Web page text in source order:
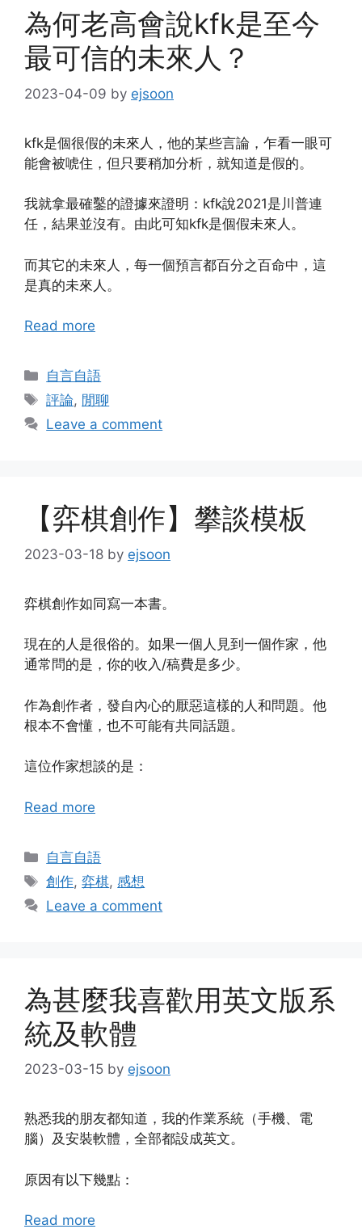
為何老高會說kfk是至今
最可信的未來人？
2023-04-09 by ejsoon
kfk是個很假的未來人，他的某些言論，乍看一眼可
能會被唬住，但只要稍加分析，就知道是假的。
我就拿最確鑿的證據來證明：kfk說2021是川普連
任，結果並沒有。由此可知kfk是個假未來人。
而其它的未來人，每一個預言都百分之百命中，這
是真的未來人。
Read more
Categories
自言自語
Tags
評論, 閒聊
Leave a comment
【弈棋創作】攀談模板
2023-03-18 by ejsoon
弈棋創作如同寫一本書。
現在的人是很俗的。如果一個人見到一個作家，他
通常問的是，你的收入/稿費是多少。
作為創作者，發自內心的厭惡這樣的人和問題。他
根本不會懂，也不可能有共同話題。
這位作家想談的是：
Read more
Categories
自言自語
Tags
創作,弈棋, 感想
Leave a comment
為甚麼我喜歡用英文版系
統及軟體
2023-03-15 by ejsoon
熟悉我的朋友都知道，我的作業系統（手機、電
腦）及安裝軟體，全部都設成英文。
原因有以下幾點：
Read more